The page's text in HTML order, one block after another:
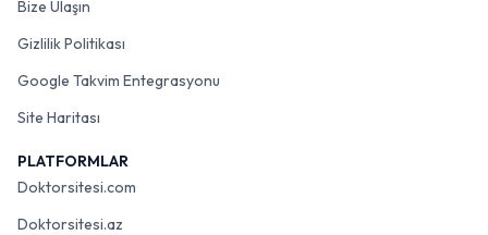
Bize Ulaşın
Gizlilik Politikası
Google Takvim Entegrasyonu
Site Haritası
PLATFORMLAR
Doktorsitesi.com
Doktorsitesi.az